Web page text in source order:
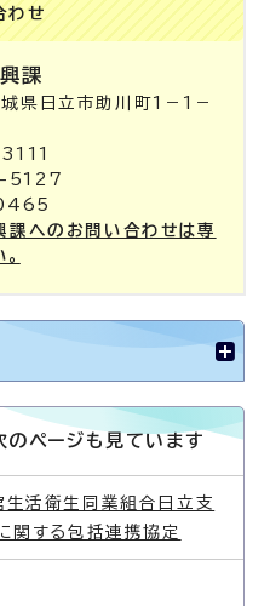
わせ
課
日立市助川町1－1－
5127
課へのお問い合わせは専
のページも見ています
生活衛生同業組合日立支
関する包括連携協定